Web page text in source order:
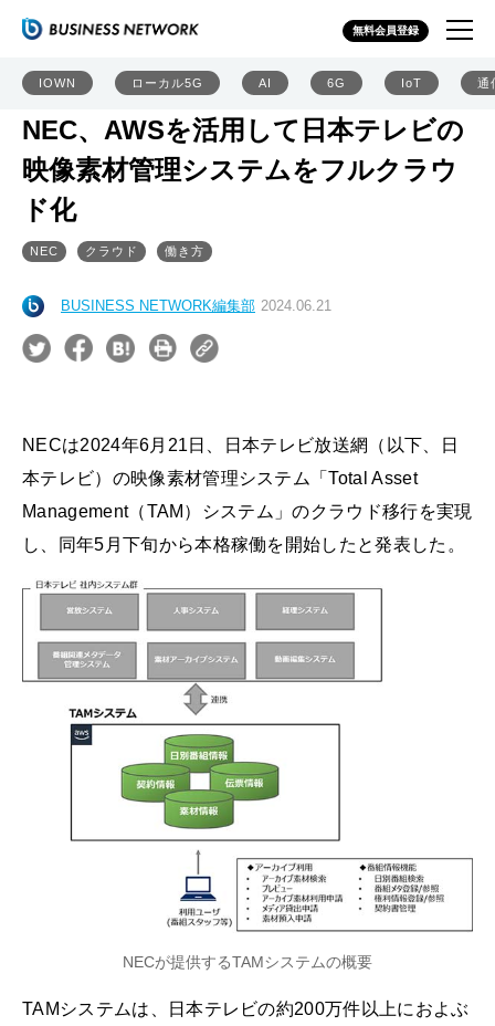
無料会員登録
IOWN ローカル5G AI 6G IoT 通
NEC、AWSを活用して日本テレビの
映像素材管理システムをフルクラウ
ド化
NEC クラウド 働き方
BUSINESS NETWORK編集部 2024.06.21
NECは2024年6月21日、日本テレビ放送網（以下、日
本テレビ）の映像素材管理システム「Total Asset
Management（TAM）システム」のクラウド移行を実現
し、同年5月下旬から本格稼働を開始したと発表した。
NECが提供するTAMシステムの概要
TAMシステムは、日本テレビの約200万件以上におよぶ